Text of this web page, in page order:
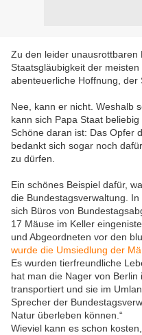
Zu den leider unausrottbaren
Staatsgläubigkeit der
abenteuerliche Hoffnung, der
Nee, kann er nicht. Weshalb
kann sich Papa Staat
Schöne daran ist: Das Opfer
bedankt sich sogar noch
zu dürfen.
Ein schönes Beispiel dafür,
die Bundestagsverwaltung.
sich Büros von
17 Mäuse im Keller
und Abgeordneten vor den
wurde die Umsiedlung der
Es wurden tierfreundliche
hat man die Nager von
transportiert und sie im
Sprecher der
Natur überleben können.“
Wieviel kann es schon